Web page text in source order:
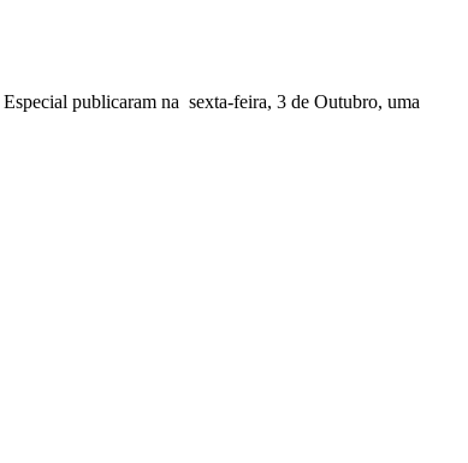
publicaram na sexta-feira, 3 de Outubro, uma